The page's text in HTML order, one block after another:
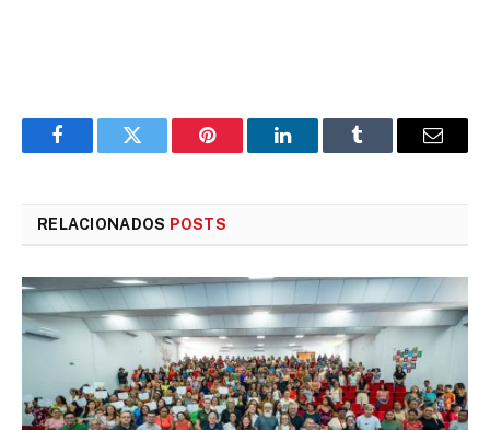
FacebookTwitter Pinterest LinkedInTumblr
E-
RELACIONADOS POSTS